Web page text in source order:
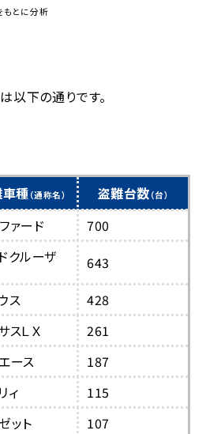
とに分析
下の通りです。
種 （通称名） 盗難台数 （台）
ァード
700
クルーザ
643
ス
428
スＬＸ
261
ース
187
ィ
115
ット
107